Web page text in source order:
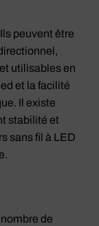
peuvent être
utilisables en
et la facilité
Il existe
stabilité et
sans fil à LED
de